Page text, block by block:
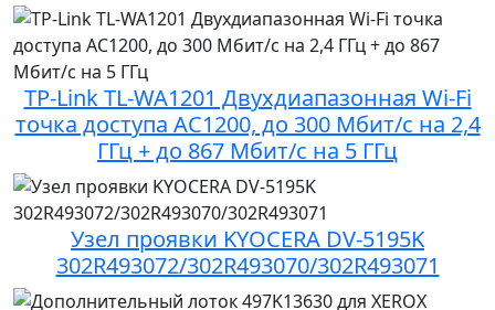
TP-Link TL-WA1201 Двухдиапазонная Wi-Fi
точка доступа AC1200, до 300 Мбит/с на 2,4
ГГц + до 867 Мбит/с на 5 ГГц
Узел проявки KYOCERA DV-5195K
302R493072/302R493070/302R493071